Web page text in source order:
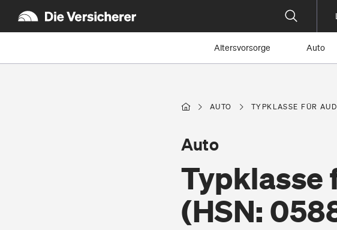
Altersvorsorge Auto
AUTO TYPKLASSE FÜR
Typklasse
(HSN:
Auto